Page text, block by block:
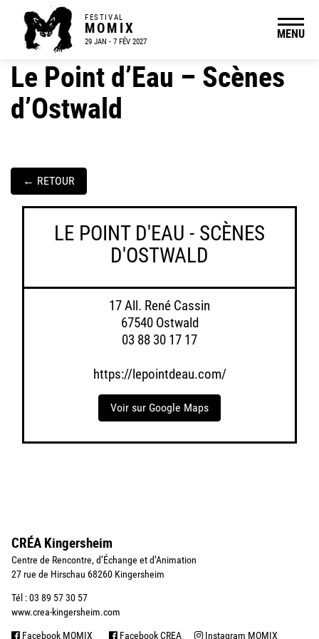
FESTIVAL
MOMIX
29 JAN - 7 FÉV 2027
MENU
Le Point d’Eau – Scènes
d’Ostwald
← RETOUR
LE POINT D'EAU - SCÈNES
D'OSTWALD
17 All. René Cassin
67540 Ostwald
03 88 30 17 17
https://lepointdeau.com/
Voir sur Google Maps
CRÉA Kingersheim
Centre de Rencontre, d’Échange et d’Animation
27 rue de Hirschau 68260 Kingersheim
Tél : 03 89 57 30 57
www.crea-kingersheim.com
Facebook MOMIX Facebook CREA Instagram MOMIX